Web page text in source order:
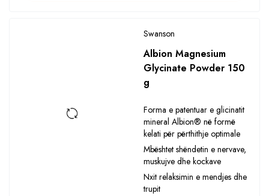
Swanson
Albion Magnesium
Glycinate Powder 150
g
Forma e patentuar e glicinatit
mineral Albion® në formë
kelati për përthithje optimale
Mbështet shëndetin e nervave,
muskujve dhe kockave
Nxit relaksimin e mendjes dhe
trupit